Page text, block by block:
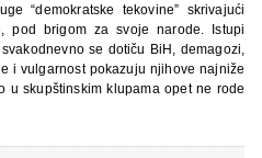
“demokratske tekovine” skrivajući
pod brigom za svoje narode. Istupi
se dotiču BiH, demagozi,
i vulgarnost pokazuju njihove najniže
u skupštinskim klupama opet ne rode